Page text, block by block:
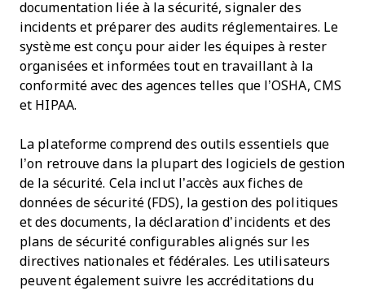
documentation liée à la sécurité, signaler des
incidents et préparer des audits réglementaires. Le
système est conçu pour aider les équipes à rester
organisées et informées tout en travaillant à la
conformité avec des agences telles que l’OSHA, CMS
et HIPAA.
La plateforme comprend des outils essentiels que
l’on retrouve dans la plupart des logiciels de gestion
de la sécurité. Cela inclut l’accès aux fiches de
données de sécurité (FDS), la gestion des politiques
et des documents, la déclaration d’incidents et des
plans de sécurité configurables alignés sur les
directives nationales et fédérales. Les utilisateurs
peuvent également suivre les accréditations du